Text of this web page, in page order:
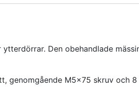
Den obehandlade
genomgående M5x75 skruv och